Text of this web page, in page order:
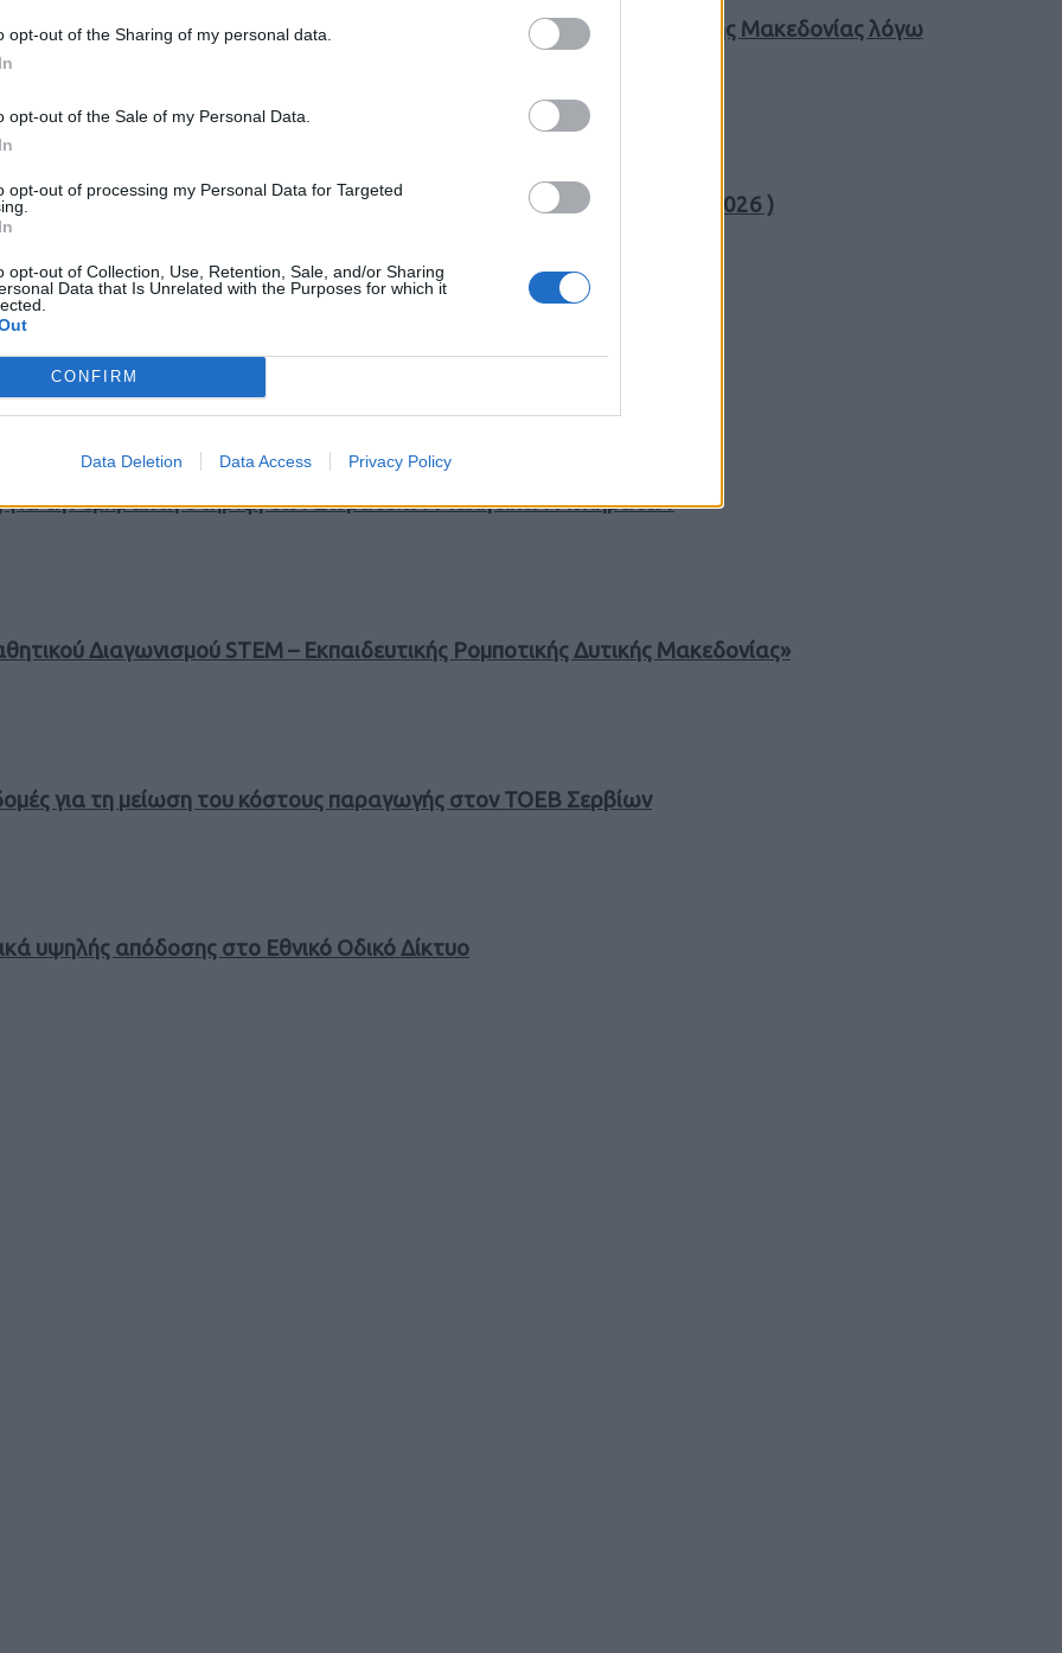
opt-out of the Sharing of my personal data.
opt-out of the Sale of my Personal Data.
opt-out of processing my Personal Data for Targeted
opt-out of Collection, Use, Retention, Sale, and/or Sharing
Data that Is Unrelated with the Purposes for which it
CONFIRM
Data Deletion Data Access Privacy Policy
Οριοθέτηση Απαγορευμένων Ζωνών στην Περιφέρεια Δυτικής Μακεδονίας λόγω
Ένταξης και Απένταξης Έργων ΕΑΠ Δυτικής Μακεδονίας (3η/2026 )
της Περιφέρειας Δυτικής Μακεδονίας δια ζώσης
για την έμπρακτη στήριξη των Σωματείων Μαχητικών Αθλημάτων
Διαγωνισμού STEM – Εκπαιδευτικής Ρομποτικής Δυτικής Μακεδονίας»
για τη μείωση του κόστους παραγωγής στον ΤΟΕΒ Σερβίων
υψηλής απόδοσης στο Εθνικό Οδικό Δίκτυο